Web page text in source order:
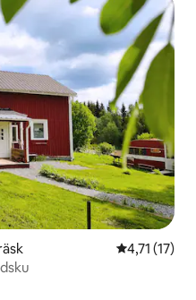
Průměrné
4,71 (17)